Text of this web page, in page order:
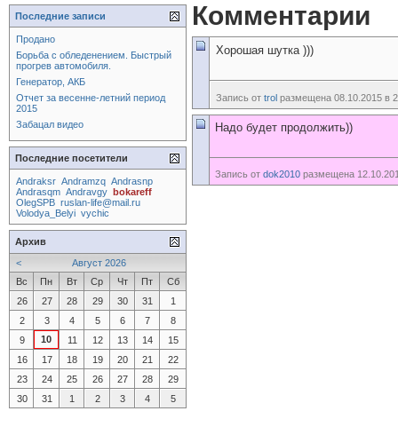
Комментарии
Хорошая шутка )))
Запись от trol размещена 08.10.2015 в
Надо будет продолжить))
Запись от dok2010 размещена
Последние записи
Продано
Борьба с обледенением. Быстрый
прогрев автомобиля.
Генератор, АКБ
Отчет за весенне-летний период
2015
Забацал видео
Последние посетители
Andraksr Andramzq Andrasnp
Andrasqm Andravgy bokareff
OlegSPB ruslan-life@mail.ru
Volodya_Belyi vychic
Архив
<
Август 2026
Вс
Пн Вт Ср Чт Пт
Сб
26
27 28 29 30 31
1
2
3 4 5 6 7
8
9
10 11 12 13 14
15
16
17 18 19 20 21
22
23
24 25 26 27 28
29
30
31 1 2 3 4 5